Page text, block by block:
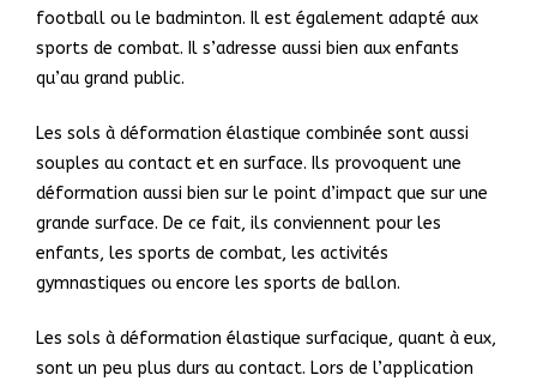
football ou le badminton. Il est également adapté aux
sports de combat. Il s’adresse aussi bien aux enfants
qu’au grand public.
Les sols à déformation élastique combinée sont aussi
souples au contact et en surface. Ils provoquent une
déformation aussi bien sur le point d’impact que sur une
grande surface. De ce fait, ils conviennent pour les
enfants, les sports de combat, les activités
gymnastiques ou encore les sports de ballon.
Les sols à déformation élastique surfacique, quant à eux,
sont un peu plus durs au contact. Lors de l’application